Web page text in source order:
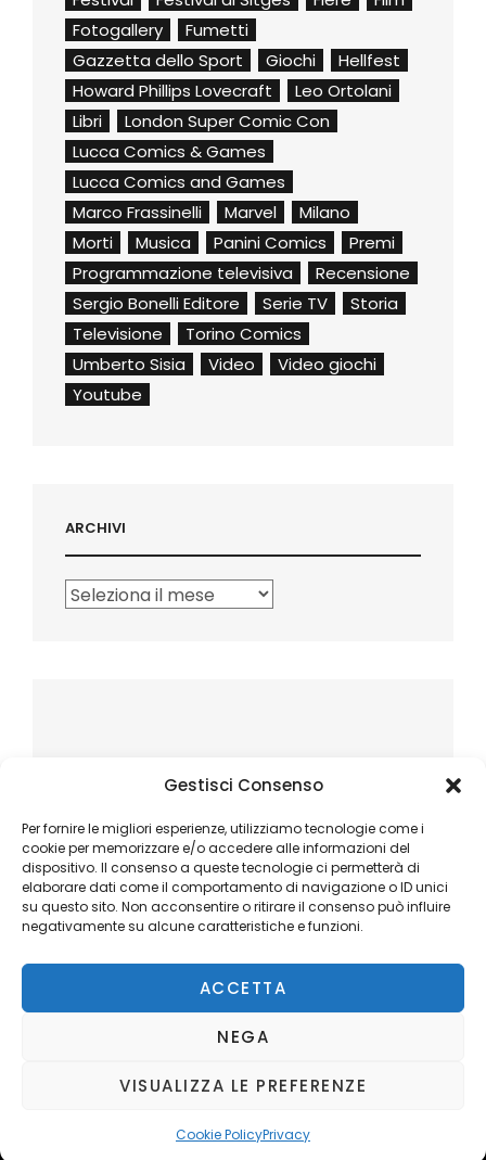
Gestisci Consenso
Per fornire le migliori esperienze, utilizziamo tecnologie come i
cookie per memorizzare e/o accedere alle informazioni del
dispositivo. Il consenso a queste tecnologie ci permetterà di
elaborare dati come il comportamento di navigazione o ID unici
su questo sito. Non acconsentire o ritirare il consenso può influire
negativamente su alcune caratteristiche e funzioni.
ACCETTA
NEGA
VISUALIZZA LE PREFERENZE
Cookie PolicyPrivacy
Fotogallery
Fumetti
Gazzetta dello Sport
Giochi
Hellfest
Howard Phillips Lovecraft
Leo Ortolani
Libri
London Super Comic Con
Lucca Comics & Games
Lucca Comics and Games
Marco Frassinelli
Marvel
Milano
Morti
Musica Panini Comics
Premi
Programmazione televisiva
Recensione
Sergio Bonelli Editore
Serie TV
Storia
Televisione
Torino Comics
Umberto Sisia
Video
Video giochi
Youtube
ARCHIVI
Archivi
Copyright © 2026Ilblogger.it. All Rights Reserved.
Catch Mag byCatch Themes